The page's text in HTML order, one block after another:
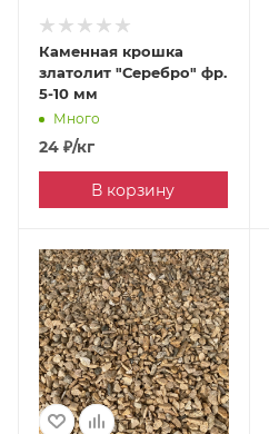
Каменная крошка
златолит "Серебро" фр.
5-10 мм
Много
24 ₽/кг
В корзину